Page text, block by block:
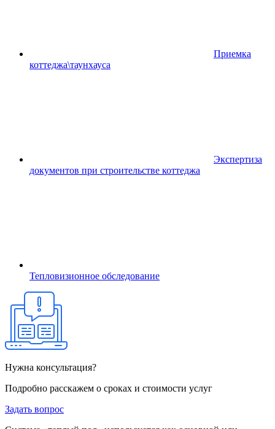
Приемка
коттеджа\таунхауса
Экспертиза
документов при строительстве коттеджа
Тепловизионное обследование
Нужна консультация?
Подробно расскажем о сроках и стоимости услуг
Задать вопрос